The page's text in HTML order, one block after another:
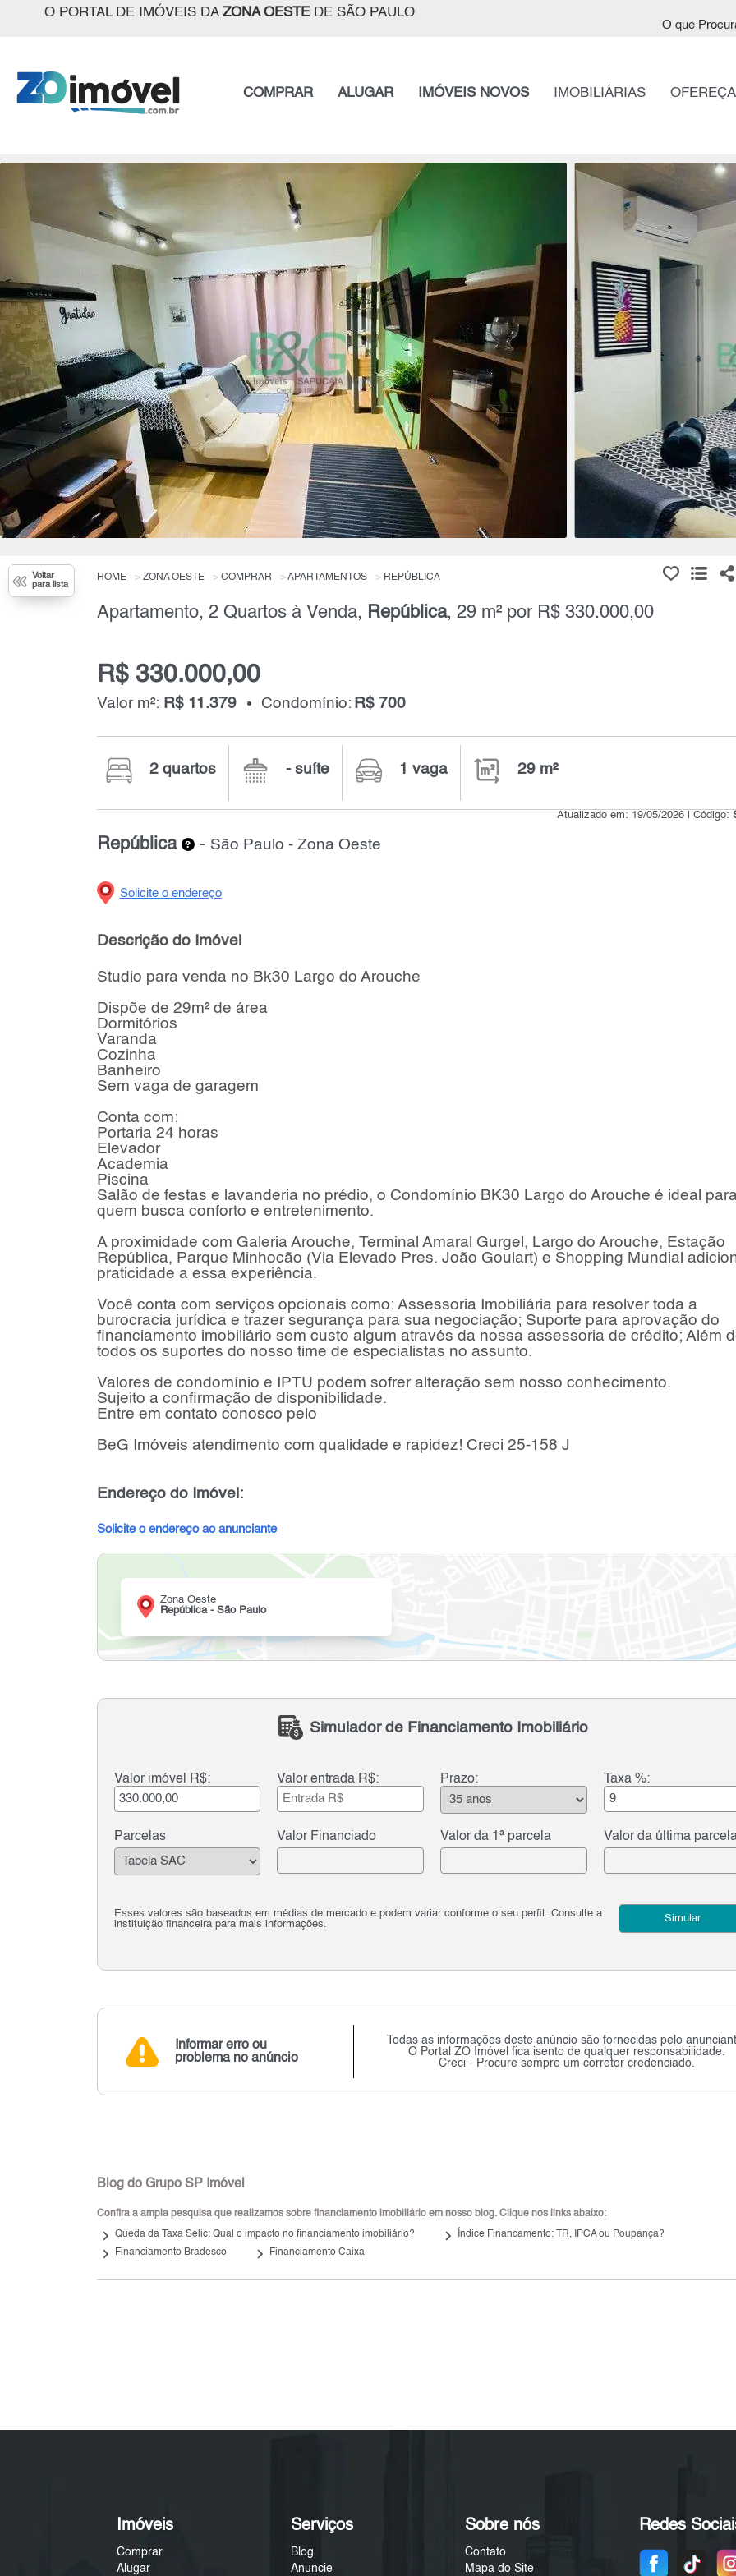
O PORTAL DE IMÓVEIS DA ZONA OESTEDE SÃO PAULO
O que
COMPRAR ALUGAR IMÓVEIS NOVOS IMOBILIÁRIAS
Voltar
para lista
HOME ZONA OESTE COMPRAR APARTAMENTOS REPÚBLICA
Apartamento, 2 Quartos à Venda, República, 29 m² por R$ 330.000,00
R$ 330.000,00
Valor m²: R$ 11.379 Condomínio: R$ 700
2 quartos - suíte 1 vaga 29 m²
Atualizado em: 19/05/2026 | Código:
República - São Paulo - Zona Oeste
Solicite o endereço
Descrição do Imóvel
Studio para venda no Bk30 Largo do Arouche
Dispõe de 29m² de área
Dormitórios
Varanda
Cozinha
Banheiro
Sem vaga de garagem
Conta com:
Portaria 24 horas
Elevador
Academia
Piscina
Salão de festas e lavanderia no prédio, o Condomínio BK30 Largo do Arouche é ideal
quem busca conforto e entretenimento.
A proximidade com Galeria Arouche, Terminal Amaral Gurgel, Largo do Arouche, Estação
República, Parque Minhocão (Via Elevado Pres. João Goulart) e Shopping Mundial
praticidade a essa experiência.
Você conta com serviços opcionais como: Assessoria Imobiliária para resolver toda a
burocracia jurídica e trazer segurança para sua negociação; Suporte para aprovação do
financiamento imobiliário sem custo algum através da nossa assessoria de crédito; Além
todos os suportes do nosso time de especialistas no assunto.
Valores de condomínio e IPTU podem sofrer alteração sem nosso conhecimento.
Sujeito a confirmação de disponibilidade.
Entre em contato conosco pelo
BeG Imóveis atendimento com qualidade e rapidez! Creci 25-158 J
Endereço do Imóvel:
Solicite o endereço ao anunciante
Zona Oeste
República - São Paulo
Simulador de Financiamento Imobiliário
Valor imóvel R$: Valor entrada R$: Prazo: Taxa %:
Parcelas Valor Financiado Valor da 1ª parcela Valor da última
Esses valores são baseados em médias de mercado e podem variar conforme o seu perfil. Consulte a
instituição financeira para mais informações.
Simular
Informar erro ou
problema no anúncio
Todas as informações deste anúncio são fornecidas pelo
O Portal ZO Imóvel fica isento de qualquer responsabilidade.
Creci - Procure sempre um corretor credenciado.
Blog do Grupo SP Imóvel
Confira a ampla pesquisa que realizamos sobre financiamento imobiliário em nosso blog. Clique nos links abaixo:
keyboard_arrow_right Queda da Taxa Selic: Qual o impacto no financiamento imobiliário? keyboard_arrow_right Índice Financamento: TR, IPCA ou Poupança?
keyboard_arrow_right Financiamento Bradesco keyboard_arrow_right Financiamento Caixa
Imóveis
Comprar
Alugar
Serviços
Blog
Anuncie
Sobre nós
Contato
Mapa do Site
Redes